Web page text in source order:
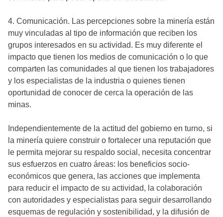
4. Comunicación. Las percepciones sobre la minería están
muy vinculadas al tipo de información que reciben los
grupos interesados en su actividad. Es muy diferente el
impacto que tienen los medios de comunicación o lo que
comparten las comunidades al que tienen los trabajadores
y los especialistas de la industria o quienes tienen
oportunidad de conocer de cerca la operación de las
minas.
Independientemente de la actitud del gobierno en turno, si
la minería quiere construir o fortalecer una reputación que
le permita mejorar su respaldo social, necesita concentrar
sus esfuerzos en cuatro áreas: los beneficios socio-
económicos que genera, las acciones que implementa
para reducir el impacto de su actividad, la colaboración
con autoridades y especialistas para seguir desarrollando
esquemas de regulación y sostenibilidad, y la difusión de